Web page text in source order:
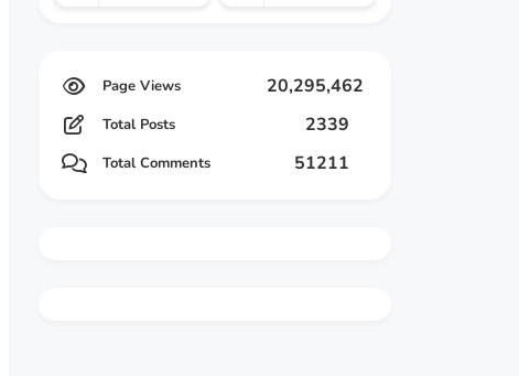
20,295,462
Total Posts 2339
Total Comments 51211